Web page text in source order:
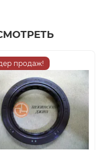
продаж!